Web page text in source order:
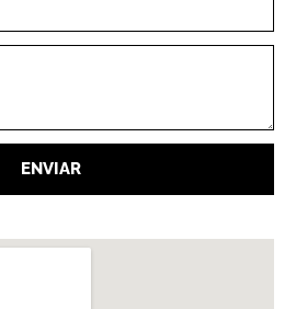
ENVIAR